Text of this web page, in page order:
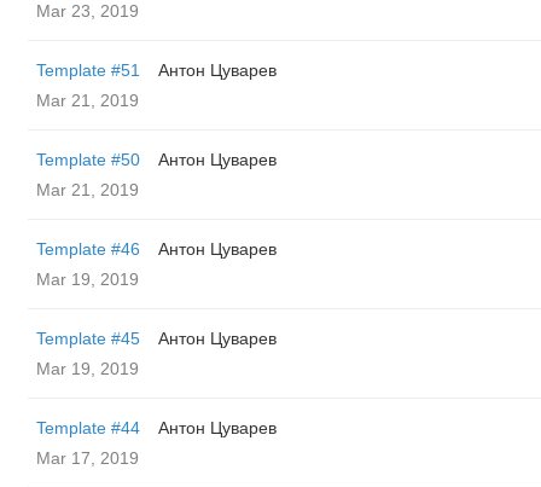
Mar 23, 2019
Template #51
Антон Цуварев
Mar 21, 2019
Template #50
Антон Цуварев
Mar 21, 2019
Template #46
Антон Цуварев
Mar 19, 2019
Template #45
Антон Цуварев
Mar 19, 2019
Template #44
Антон Цуварев
Mar 17, 2019